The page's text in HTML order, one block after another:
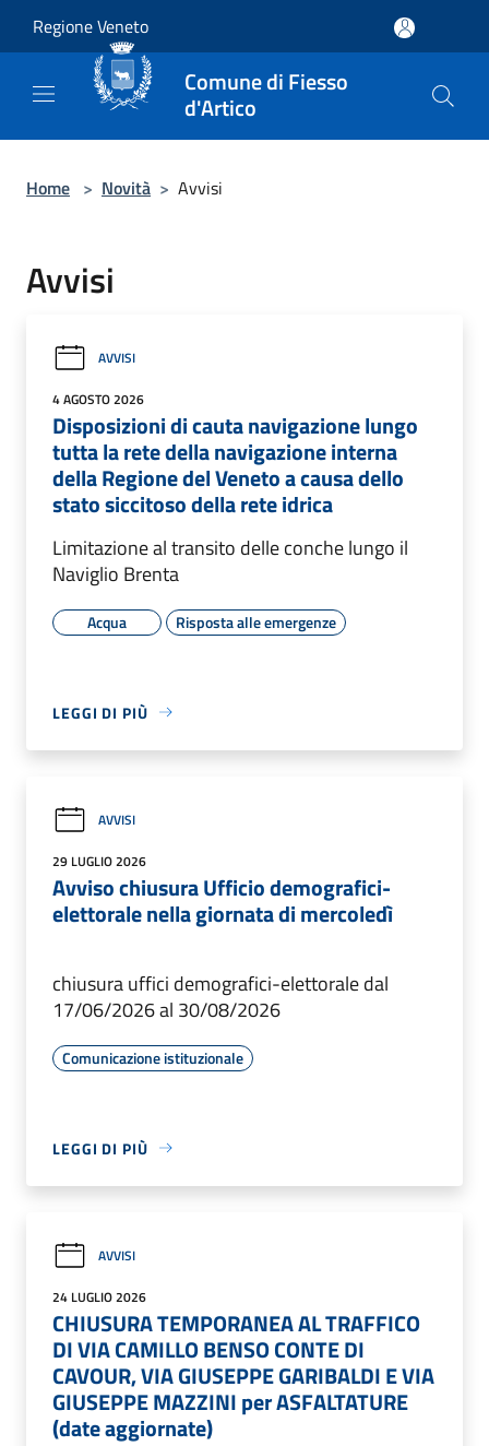
Regione Veneto
Comune di Fiesso
d'Artico
Home > Novità > Avvisi
Avvisi
AVVISI
4 AGOSTO 2026
Disposizioni di cauta navigazione lungo
tutta la rete della navigazione interna
della Regione del Veneto a causa dello
stato siccitoso della rete idrica
Limitazione al transito delle conche lungo il
Naviglio Brenta
Acqua Risposta alle emergenze
LEGGI DI PIÙ
AVVISI
29 LUGLIO 2026
Avviso chiusura Ufficio demografici-
elettorale nella giornata di mercoledì
chiusura uffici demografici-elettorale dal
17/06/2026 al 30/08/2026
Comunicazione istituzionale
LEGGI DI PIÙ
AVVISI
24 LUGLIO 2026
CHIUSURA TEMPORANEA AL TRAFFICO
DI VIA CAMILLO BENSO CONTE DI
CAVOUR, VIA GIUSEPPE GARIBALDI E VIA
GIUSEPPE MAZZINI per ASFALTATURE
(date aggiornate)